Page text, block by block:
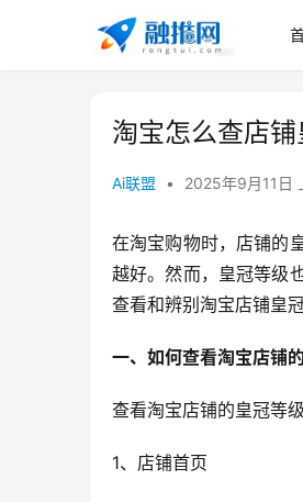
淘宝怎么查店
Ai联盟 • 2025年9月11日
在淘宝购物时，店铺的
越好。然而，皇冠等级
查看和辨别淘宝店铺皇
一、如何查看淘宝店铺
查看淘宝店铺的皇冠等
1、店铺首页